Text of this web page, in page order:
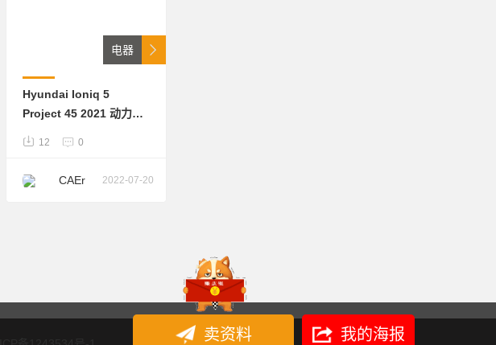
电器
Hyundai Ioniq 5
Project 45 2021 动力电
片，800v高压充电架构
12 0
CAEr 2022-07-20
卖资料 我的海报